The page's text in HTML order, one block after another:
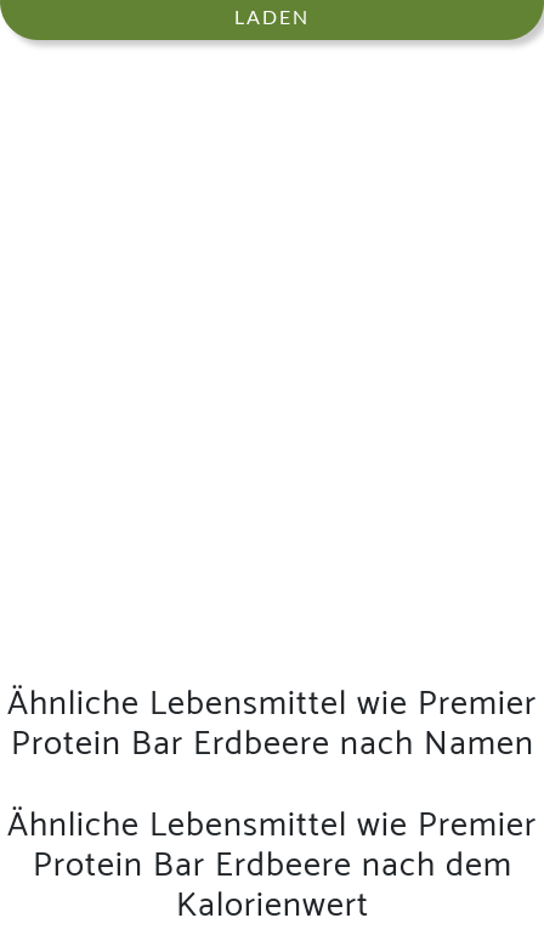
LADEN
Ähnliche Lebensmittel wie Premier
Protein Bar Erdbeere nach Namen
Ähnliche Lebensmittel wie Premier
Protein Bar Erdbeere nach dem
Kalorienwert